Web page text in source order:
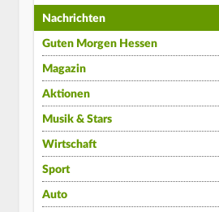
Nachrichten
Guten Morgen Hessen
Magazin
Aktionen
Musik & Stars
Wirtschaft
Sport
Auto